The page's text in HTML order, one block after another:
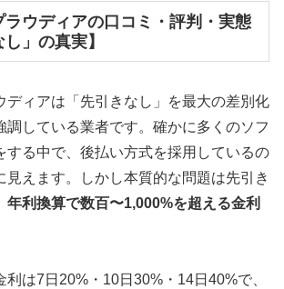
ラウディアの口コミ・評判・実態
し」の真実】
ディアは「先引きなし」を最大の差別化
調している業者です。確かに多くのソフ
する中で、後払い方式を採用しているの
見えます。しかし本質的な問題は先引き
年利換算で数百〜1,000%を超える金利
利は7日20%・10日30%・14日40%で、